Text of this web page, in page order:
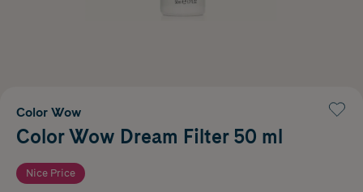
Color Wow
Color Wow Dream Filter 50 ml
Nice Price